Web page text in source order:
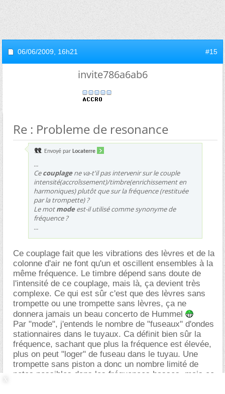
06/06/2009, 16h21 #15
invite786a6ab6
Re : Probleme de resonance
Envoyé par Locaterre
...
Cecouplagene va-t'il pas intervenir sur le couple
intensité(accroîssement)/timbre(enrichissement en
harmoniques) plutôt que sur la fréquence (restituée
par la trompette) ?
Le motmodeest-il utilisé comme synonyme de
fréquence ?
...
Ce couplage fait que les vibrations des lèvres et de la
colonne d'air ne font qu'un et oscillent ensembles à la
même fréquence. Le timbre dépend sans doute de
l'intensité de ce couplage, mais là, ça devient très
complexe. Ce qui est sûr c'est que des lèvres sans
trompette ou une trompette sans lèvres, ça ne
donnera jamais un beau concerto de Hummel
Par "mode", j'entends le nombre de "fuseaux" d'ondes
stationnaires dans le tuyaux. Ca définit bien sûr la
fréquence, sachant que plus la fréquence est élevée,
plus on peut "loger" de fuseau dans le tuyau. Une
trompette sans piston a donc un nombre limité de
notes possibles dans les fréquences basses, mais ce